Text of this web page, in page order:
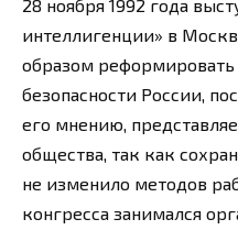
28 ноября 1992 года
интеллигенции» в
образом
безопасности России,
его мнению,
общества, так как
не изменило методов
конгресса занимался